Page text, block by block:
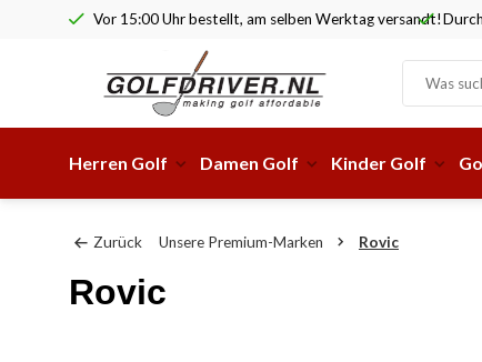
Vor 15:00 Uhr bestellt, am selben Werktag versandt!
Herren Golf Damen Golf Kinder Golf
Zurück Unsere Premium-Marken Rovic
Rovic